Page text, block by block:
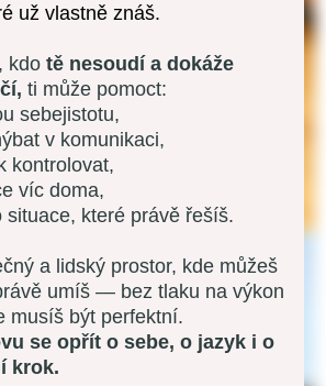
už vlastně znáš.
kdo tě nesoudí a dokáže
ti může pomoct:
sebejistotu,
v komunikaci,
kontrolovat,
víc doma,
situace, které právě řešíš.
a lidský prostor, kde můžeš
umíš — bez tlaku na výkon
musíš být perfektní.
se opřít o sebe, o jazyk i o
krok.